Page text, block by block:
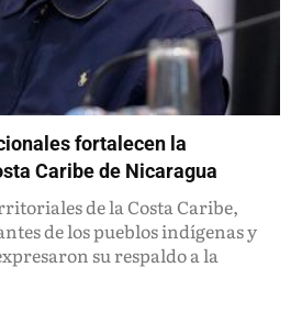
fortalecen la
Caribe de Nicaragua
de la Costa Caribe,
de los pueblos indígenas y
su respaldo a la